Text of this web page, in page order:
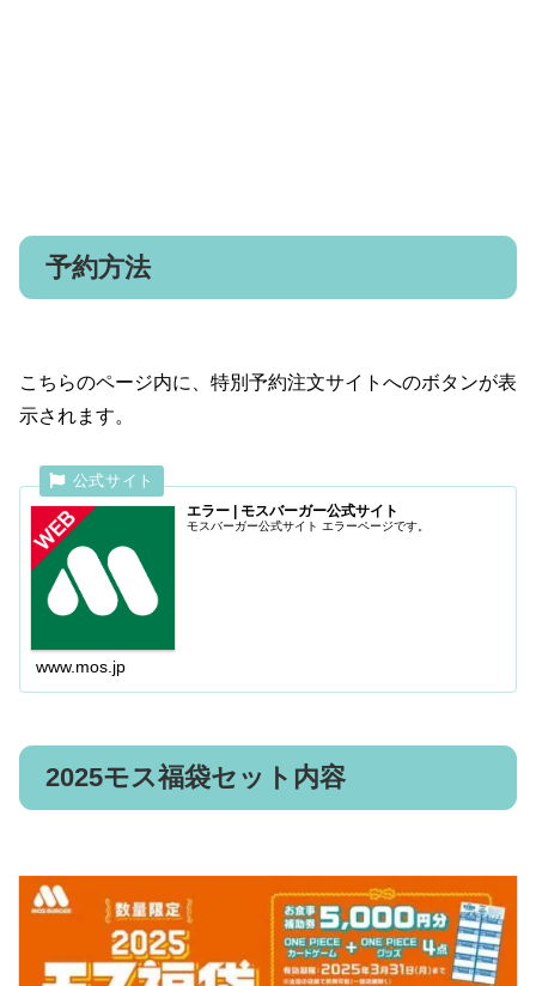
予約方法
こちらのページ内に、特別予約注文サイトへのボタンが表
示されます。
エラー | モスバーガー公式サイト
モスバーガー公式サイト エラーページです。
www.mos.jp
2025モス福袋セット内容